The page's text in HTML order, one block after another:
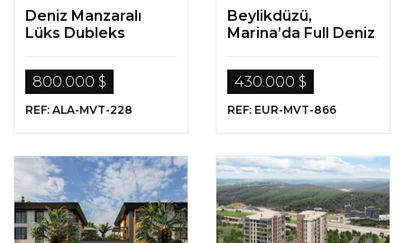
Deniz Manzaralı
Lüks Dubleks
800.000 $
REF: ALA-MVT-228
Beylikdüzü,
Marina’da Full Deniz
Gayrimenkuller
430.000 $
REF: EUR-MVT-866